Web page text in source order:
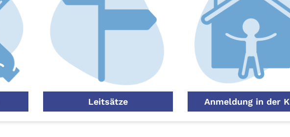
Leitsätze Anmeldung in der